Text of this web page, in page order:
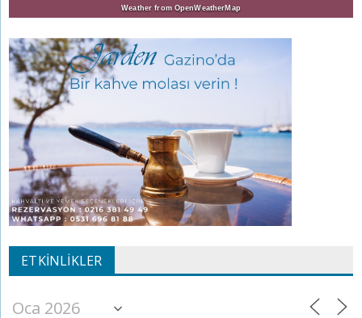
Weather from OpenWeatherMap
ETKINLIKLER